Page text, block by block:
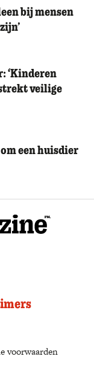
bij mensen
‘Kinderen
veilige
een huisdier
voorwaarden